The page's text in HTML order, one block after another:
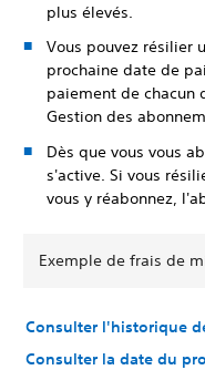
plus élevés.
Vous pouvez résilier
prochaine date de
paiement de chacun
Gestion des
Dès que vous vous
s'active. Si vous
vous y réabonnez,
Exemple de frais de
Consulter l'historique
Consulter la date du